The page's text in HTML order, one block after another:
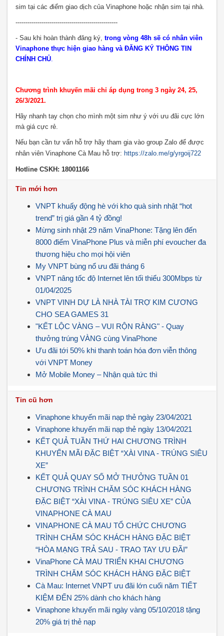
sim tại các điểm giao dịch của Vinaphone hoặc nhận sim tại nhà.
---------------------------------------------------
- Sau khi hoàn thành đăng ký, trong vòng 48h sẽ có nhân viên
Vinaphone thực hiện giao hàng và ĐĂNG KÝ THÔNG TIN
CHÍNH CHỦ
Chương trình khuyến mãi chỉ áp dụng trong 3 ngày 24, 25,
26/3/2021.
Hãy nhanh tay chọn cho mình một sim như ý với ưu đãi cực lớn
mà giá cực rẻ.
Nếu bạn cần tư vấn hỗ trợ hãy tham gia vào group Zalo để được
nhân viên Vinaphone Cà Mau hỗ trợ: https://zalo.me/g/yrgoij722
Hotline CSKH: 18001166
Tin mới hơn
VNPT khuấy động hè với kho quà sinh nhật “hot
trend” trị giá gần 4 tỷ đồng!
Mừng sinh nhật 29 năm VinaPhone: Tặng lên đến
8000 điểm VinaPhone Plus và miễn phí evoucher đa
thương hiệu cho mọi hội viên
My VNPT bùng nổ ưu đãi tháng 6
VNPT nâng tốc độ Internet lên tối thiểu 300Mbps từ
01/04/2025
VNPT VINH DỰ LÀ NHÀ TÀI TRỢ KIM CƯƠNG
CHO SEA GAMES 31
"KẾT LỘC VÀNG – VUI RỘN RÀNG" - Quay
thưởng trúng VÀNG cùng VinaPhone
Ưu đãi tới 50% khi thanh toán hóa đơn viễn thông
với VNPT Money
Mở Mobile Money – Nhận quà tức thì
Tin cũ hơn
Vinaphone khuyến mãi nạp thẻ ngày 23/04/2021
Vinaphone khuyến mãi nạp thẻ ngày 13/04/2021
KẾT QUẢ TUẦN THỨ HAI CHƯƠNG TRÌNH
KHUYẾN MÃI ĐẶC BIỆT “XÀI VINA - TRÚNG SIÊU
XE”
KẾT QUẢ QUAY SỐ MỞ THƯỞNG TUẦN 01
CHƯƠNG TRÌNH CHĂM SÓC KHÁCH HÀNG
ĐẶC BIỆT “XÀI VINA - TRÚNG SIÊU XE” CỦA
VINAPHONE CÀ MAU
VINAPHONE CÀ MAU TỔ CHỨC CHƯƠNG
TRÌNH CHĂM SÓC KHÁCH HÀNG ĐẶC BIỆT
“HÒA MẠNG TRẢ SAU - TRAO TAY ƯU ĐÃI”
VinaPhone CÀ MAU TRIỂN KHAI CHƯƠNG
TRÌNH CHĂM SÓC KHÁCH HÀNG ĐẶC BIỆT
Cà Mau: Internet VNPT ưu đãi lớn cuối năm TIẾT
KIỆM ĐẾN 25% dành cho khách hàng
Vinaphone khuyến mãi ngày vàng 05/10/2018 tặng
20% giá trị thẻ nạp